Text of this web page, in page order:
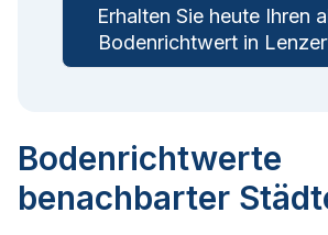
Erhalten Sie heute Ihren
Bodenrichtwert in
Bodenrichtwerte
benachbarter